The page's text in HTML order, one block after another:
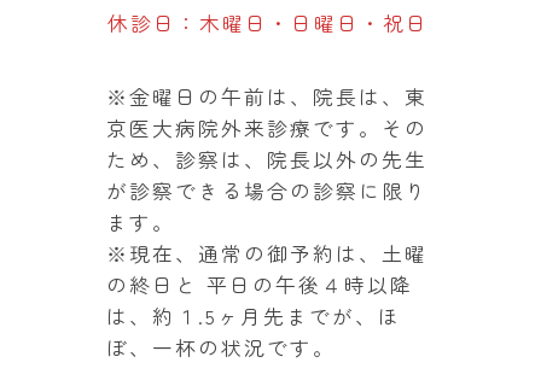
休診日：木曜日・日曜日・祝日
※金曜日の午前は、院長は、東
京医大病院外来診療です。その
ため、診察は、院長以外の先生
が診察できる場合の診察に限り
ます。
※現在、通常の御予約は、土曜
の終日と 平日の午後４時以降
は、約１.5ヶ月先までが、ほ
ぼ、一杯の状況です。